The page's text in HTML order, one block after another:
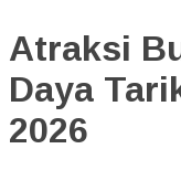
Atraksi
Daya
2026